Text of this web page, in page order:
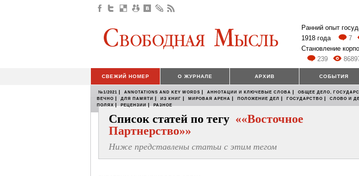
Ранний опыт
1918 года
7
Становление
239
СВЕЖИЙ НОМЕР О ЖУРНАЛЕ АРХИВ СОБЫТИЯ
№1/2021 | ANNOTATIONS AND KEY WORDS | АННОТАЦИИ И КЛЮЧЕВЫЕ СЛОВА | ОБЩЕЕ ДЕЛО,
ВЕЧНО | ДЛЯ ПАМЯТИ | ИЗ КНИГ | МИРОВАЯ АРЕНА | ПОЛОЖЕНИЕ ДЕЛ | ГОСУДАРСТВО | СЛОВО И
ПОЛЯХ | РЕЦЕНЗИИ | РАЗНОЕ
Список статей по тегу ««Восточное
Партнерство»»
Ниже представлены статьи с этим тегом